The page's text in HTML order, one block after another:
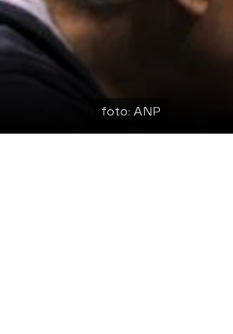
foto: ANP